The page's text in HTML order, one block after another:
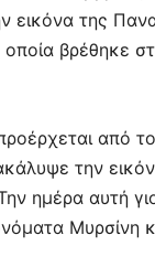
εικόνα της
οποία βρέθηκε
από
την
ημέρα αυτή
Μυρσίνη